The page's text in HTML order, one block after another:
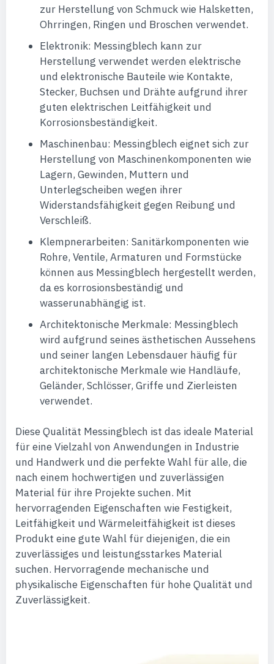
zur Herstellung von Schmuck wie Halsketten,
Ohrringen, Ringen und Broschen verwendet.
Elektronik: Messingblech kann zur
Herstellung verwendet werden elektrische
und elektronische Bauteile wie Kontakte,
Stecker, Buchsen und Drähte aufgrund ihrer
guten elektrischen Leitfähigkeit und
Korrosionsbeständigkeit.
Maschinenbau: Messingblech eignet sich zur
Herstellung von Maschinenkomponenten wie
Lagern, Gewinden, Muttern und
Unterlegscheiben wegen ihrer
Widerstandsfähigkeit gegen Reibung und
Verschleiß.
Klempnerarbeiten: Sanitärkomponenten wie
Rohre, Ventile, Armaturen und Formstücke
können aus Messingblech hergestellt werden,
da es korrosionsbeständig und
wasserunabhängig ist.
Architektonische Merkmale: Messingblech
wird aufgrund seines ästhetischen Aussehens
und seiner langen Lebensdauer häufig für
architektonische Merkmale wie Handläufe,
Geländer, Schlösser, Griffe und Zierleisten
verwendet.
Diese Qualität Messingblech ist das ideale Material
für eine Vielzahl von Anwendungen in Industrie
und Handwerk und die perfekte Wahl für alle, die
nach einem hochwertigen und zuverlässigen
Material für ihre Projekte suchen. Mit
hervorragenden Eigenschaften wie Festigkeit,
Leitfähigkeit und Wärmeleitfähigkeit ist dieses
Produkt eine gute Wahl für diejenigen, die ein
zuverlässiges und leistungsstarkes Material
suchen. Hervorragende mechanische und
physikalische Eigenschaften für hohe Qualität und
Zuverlässigkeit.